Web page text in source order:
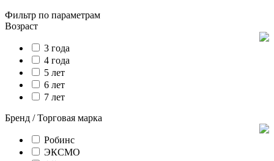
Фильтр по параметрам
Возраст
3 года
4 года
5 лет
6 лет
7 лет
Бренд / Торговая марка
Робинс
ЭКСМО